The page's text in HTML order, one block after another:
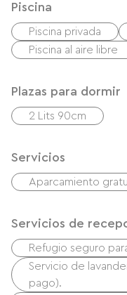
Piscina
Piscina privada
Piscina al aire libre
Plazas para dormir
2 Lits 90cm
Servicios
Aparcamiento
Servicios de
Refugio seguro
Servicio de
pago).